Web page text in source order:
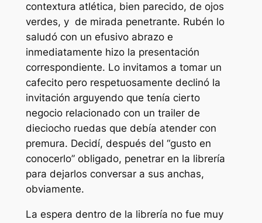
contextura atlética, bien parecido, de ojos
verdes, y de mirada penetrante. Rubén lo
saludó con un efusivo abrazo e
inmediatamente hizo la presentación
correspondiente. Lo invitamos a tomar un
cafecito pero respetuosamente declinó la
invitación arguyendo que tenía cierto
negocio relacionado con un trailer de
dieciocho ruedas que debía atender con
premura. Decidí, después del “gusto en
conocerlo” obligado, penetrar en la librería
para dejarlos conversar a sus anchas,
obviamente.
La espera dentro de la librería no fue muy